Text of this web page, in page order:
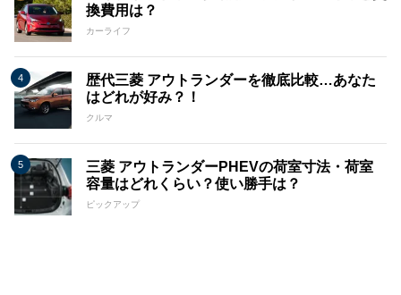
換費用は？
カーライフ
歴代三菱 アウトランダーを徹底比較…あなた
はどれが好み？！
クルマ
三菱 アウトランダーPHEVの荷室寸法・荷室
容量はどれくらい？使い勝手は？
ピックアップ